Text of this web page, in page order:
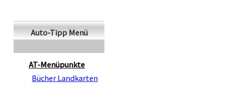
Auto-Tipp Menü
AT-Menüpunkte
Bücher Landkarten